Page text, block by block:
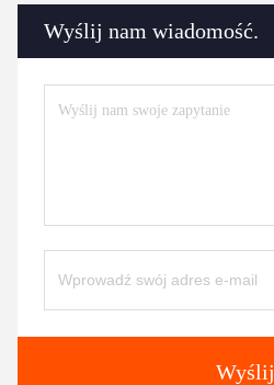
Wyślij nam wiadomość.
Wyślij